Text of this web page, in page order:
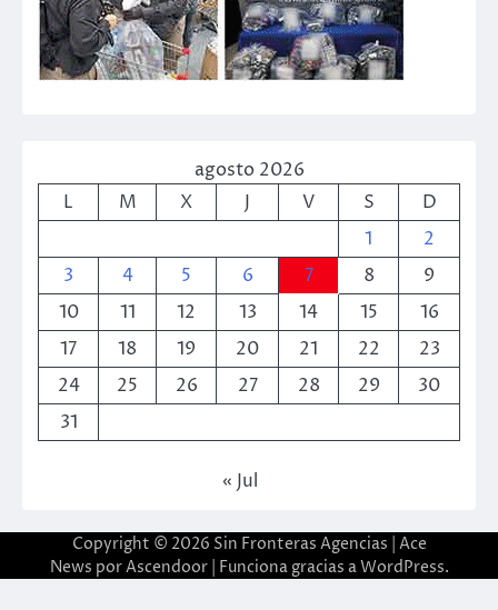
agosto 2026
L
M X J V S
D
1
2
3
4 5 6 7 8
9
10
11 12 13 14 15
16
17
18 19 20 21 22
23
24
25 26 27 28 29
30
31
« Jul
Copyright © 2026 Sin Fronteras Agencias | Ace
News porAscendoor| Funciona gracias aWordPress.